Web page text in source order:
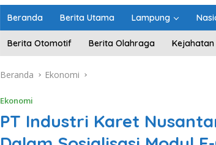
Beranda Berita Utama Lampung
Berita Otomotif Berita Olahraga Kejahatan
Beranda Ekonomi
Ekonomi
PT Industri Karet